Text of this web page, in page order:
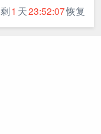
剩1 天23:52:07恢复